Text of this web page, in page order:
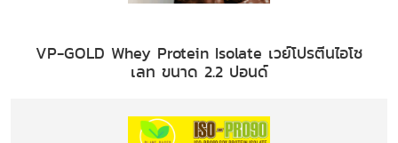
VP-GOLD Whey Protein Isolate เวย์โปรตีนไอโซ
เลท ขนาด 2.2 ปอนด์